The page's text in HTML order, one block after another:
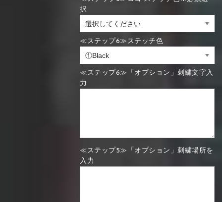
択
≪ステップ6≫ステッチ色
≪ステップ6≫「オプション」刺繍文字入
力
≪ステップ5≫「オプション」刺繍場所を
入力